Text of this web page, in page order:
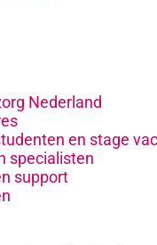
Nederland
en stage
specialisten
support